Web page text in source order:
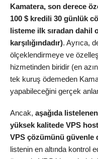
Kamatera, son derece
100 $ kredili 30 günlük
listeme ilk sıradan dahil
karşılığındadır). Ayrıca,
ölçeklendirmeye ve
hizmetinden biridir (en
tek kuruş ödemeden
yapabileceğini gerçek
Ancak, aşağıda
yüksek kalitede VPS
VPS çözümünü güvenle
listenin en altında kontrol